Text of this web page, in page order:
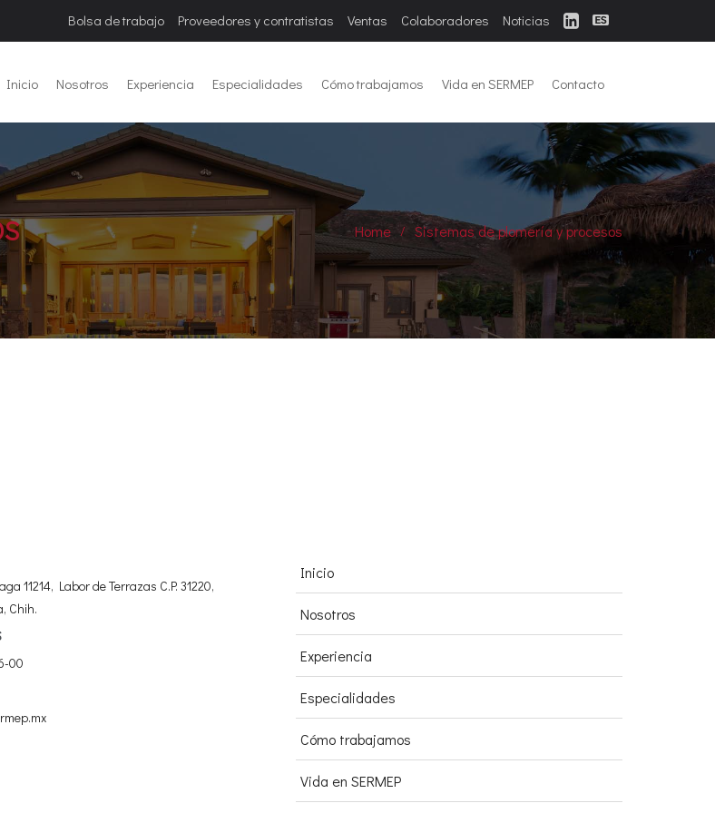
Bolsa de trabajo Proveedores y contratistas Ventas Colaboradores Noticias
Inicio Nosotros Experiencia Especialidades Cómo trabajamos Vida en SERMEP Contacto
Home Sistemas de plomería y procesos
11214, Labor de Terrazas C.P. 31220,
Chih.
00
Inicio
Nosotros
Experiencia
Especialidades
Cómo trabajamos
Vida en SERMEP